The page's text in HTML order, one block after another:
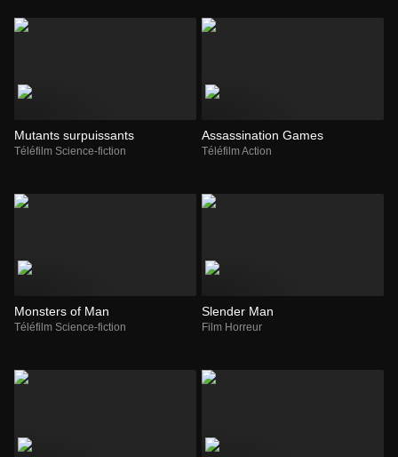
Mutants surpuissants
Téléfilm Science-fiction
Assassination Games
Téléfilm Action
Monsters of Man
Téléfilm Science-fiction
Slender Man
Film Horreur